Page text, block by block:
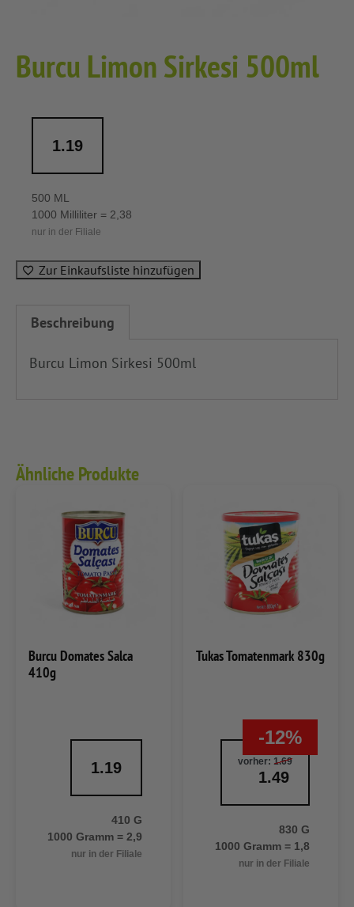
Burcu Limon Sirkesi 500ml
1.19
500 ML
1000 Milliliter = 2,38
nur in der Filiale
Zur Einkaufsliste hinzufügen
Beschreibung
Burcu Limon Sirkesi 500ml
Ähnliche Produkte
Burcu Domates Salca
410g
1.19
410 G
1000 Gramm = 2,9
nur in der Filiale
Tukas Tomatenmark 830g
-12%
vorher: 1.69
1.49
830 G
1000 Gramm = 1,8
nur in der Filiale